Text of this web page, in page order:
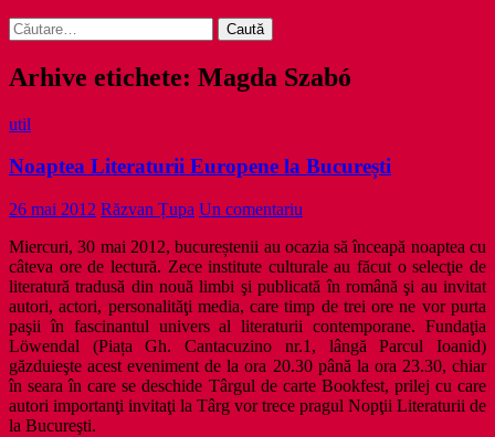
Caută
după:
Arhive etichete: Magda Szabó
util
Noaptea Literaturii Europene la București
26 mai 2012 Răzvan Țupa Un comentariu
Miercuri, 30 mai 2012, bucureștenii au ocazia să înceapă noaptea cu
câteva ore de lectură. Zece institute culturale au făcut o selecţie de
literatură tradusă din nouă limbi şi publicată în română şi au invitat
autori, actori, personalităţi media, care timp de trei ore ne vor purta
paşii în fascinantul univers al literaturii contemporane. Fundaţia
Löwendal (Piața Gh. Cantacuzino nr.1, lângă Parcul Ioanid)
găzduieşte acest eveniment de la ora 20.30 până la ora 23.30, chiar
în seara în care se deschide Târgul de carte Bookfest, prilej cu care
autori importanţi invitaţi la Târg vor trece pragul Nopţii Literaturii de
la Bucureşti.